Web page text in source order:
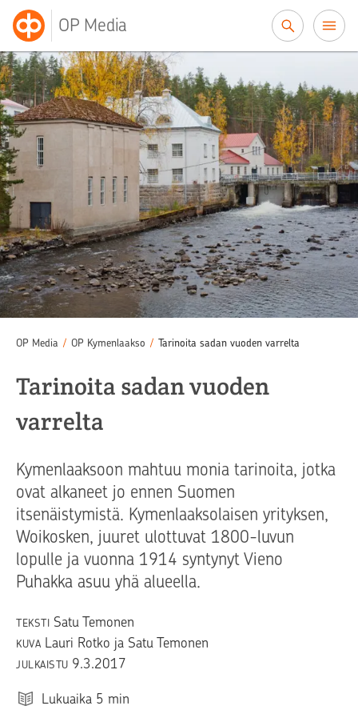
OP Media
OP Media / OP Kymenlaakso / Tarinoita sadan vuoden varrelta
Tarinoita sadan vuoden
varrelta
Kymenlaaksoon mahtuu monia tarinoita, jotka
ovat alkaneet jo ennen Suomen
itsenäistymistä. Kymenlaaksolaisen yrityksen,
Woikosken, juuret ulottuvat 1800-luvun
lopulle ja vuonna 1914 syntynyt Vieno
Puhakka asuu yhä alueella.
TEKSTI Satu Temonen
KUVA Lauri Rotko ja Satu Temonen
JULKAISTU 9.3.2017
Lukuaika 5 min